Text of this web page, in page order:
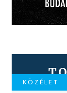
KÖZÉLET